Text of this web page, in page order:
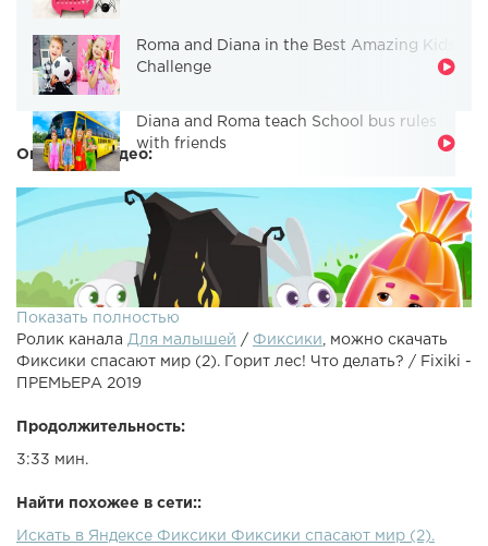
Roma and Diana in the Best Amazing Kids
Challenge
Diana and Roma teach School bus rules
with friends
Описание видео:
Спасаем себя и других – зовем на помощь взрослых,
Внимательно слушайте Симку и Нолика! Создано при
Показать полностью
Ролик канала Для малышей / Фиксики
, можно скачать
Фиксики спасают мир (2). Горит лес! Что делать? / Fixiki -
ПРЕМЬЕРА 2019
Продолжительность:
3:33 мин.
Найти похожее в сети::
Искать в Яндексе Фиксики Фиксики спасают мир (2).